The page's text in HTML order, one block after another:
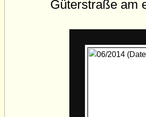
Güterstraße am